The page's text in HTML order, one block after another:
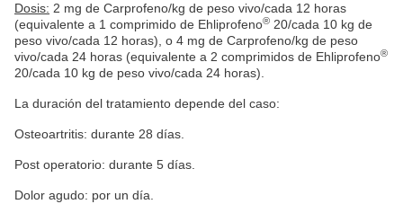
Dosis: 2 mg de Carprofeno/kg de peso vivo/cada 12 horas
(equivalente a 1 comprimido de Ehliprofeno® 20/cada 10 kg de
peso vivo/cada 12 horas), o 4 mg de Carprofeno/kg de peso
vivo/cada 24 horas (equivalente a 2 comprimidos de Ehliprofeno®
20/cada 10 kg de peso vivo/cada 24 horas).
La duración del tratamiento depende del caso:
Osteoartritis: durante 28 días.
Post operatorio: durante 5 días.
Dolor agudo: por un día.